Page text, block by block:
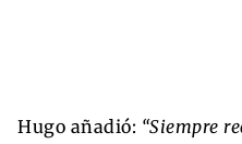
Hugo añadió: “Siempre